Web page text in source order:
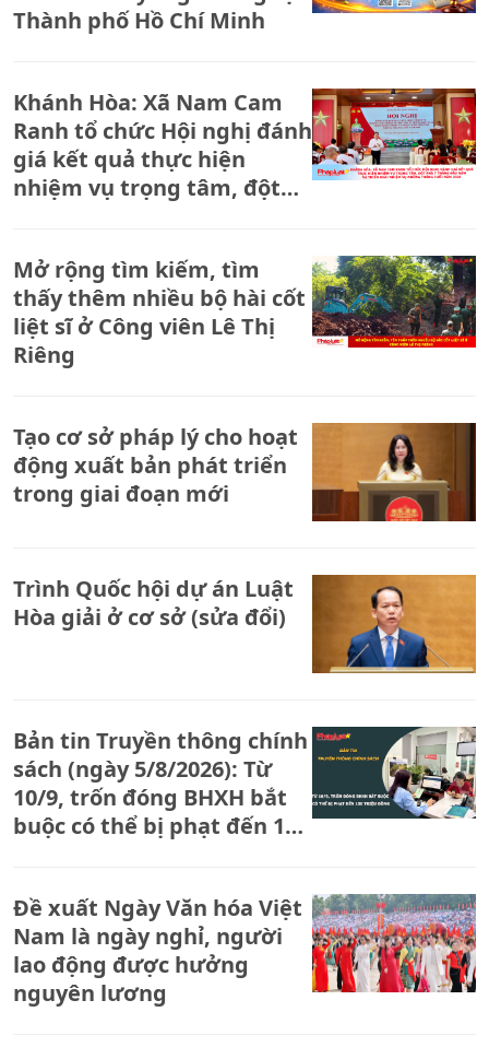
Thành phố Hồ Chí Minh
Khánh Hòa: Xã Nam Cam
Ranh tổ chức Hội nghị đánh
giá kết quả thực hiện
nhiệm vụ trọng tâm, đột
tháng cuối năm 2026
Mở rộng tìm kiếm, tìm
thấy thêm nhiều bộ hài cốt
liệt sĩ ở Công viên Lê Thị
Riêng
Tạo cơ sở pháp lý cho hoạt
động xuất bản phát triển
trong giai đoạn mới
Trình Quốc hội dự án Luật
Hòa giải ở cơ sở (sửa đổi)
Bản tin Truyền thông chính
sách (ngày 5/8/2026): Từ
10/9, trốn đóng BHXH bắt
buộc có thể bị phạt đến 150
Đề xuất Ngày Văn hóa Việt
Nam là ngày nghỉ, người
lao động được hưởng
nguyên lương